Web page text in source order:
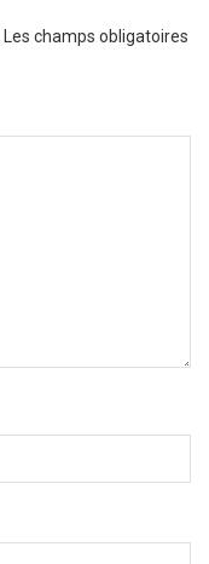
Les champs obligatoires